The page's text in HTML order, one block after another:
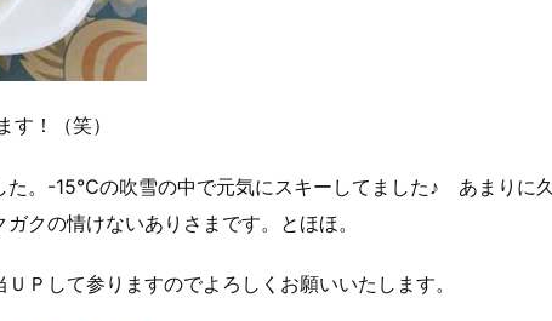
！（笑）
た。-15℃の吹雪の中で元気にスキーしてました♪ あまりに久
クの情けないありさまです。とほほ。
Ｐして参りますのでよろしくお願いいたします。